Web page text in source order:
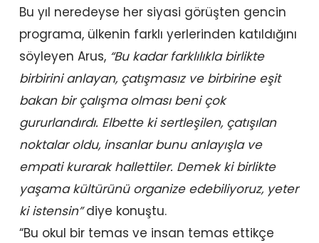
Bu yıl neredeyse her siyasi görüşten gencin
programa, ülkenin farklı yerlerinden katıldığını
söyleyen Arus, “Bu kadar farklılıkla birlikte
birbirini anlayan, çatışmasız ve birbirine eşit
bakan bir çalışma olması beni çok
gururlandırdı. Elbette ki sertleşilen, çatışılan
noktalar oldu, insanlar bunu anlayışla ve
empati kurarak hallettiler. Demek ki birlikte
yaşama kültürünü organize edebiliyoruz, yeter
ki istensin”diye konuştu.
“Bu okul bir temas ve insan temas ettikçe